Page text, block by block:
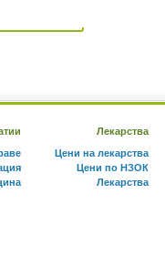
Лекарства
Цени на лекарства
Цени по НЗОК
Лекарства